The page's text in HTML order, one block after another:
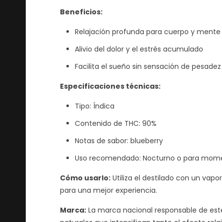
Beneficios:
Relajación profunda para cuerpo y mente
Alivio del dolor y el estrés acumulado
Facilita el sueño sin sensación de pesadez
Especificaciones técnicas:
Tipo: Índica
Contenido de THC: 90%
Notas de sabor: blueberry
Uso recomendado: Nocturno o para
Cómo usarlo:Utiliza el destilado con un
para una mejor experiencia.
Marca:La marca nacional responsable de